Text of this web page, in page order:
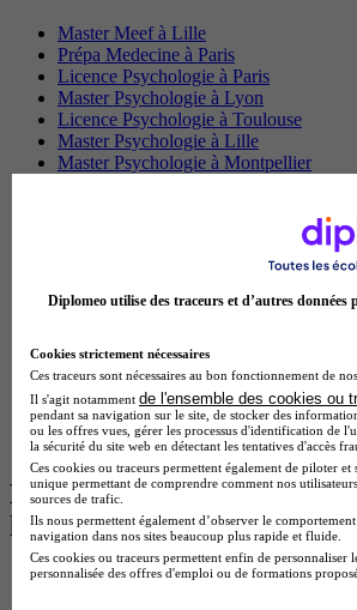
Master Meef à Lille
Prépa Medecine à Paris
Licence Psychologie à Paris
Master Psychologie à Lyon
Licence Psychologie à Toulouse
Master Psychologie à Lille
Master Psychologie à Montpellier
BTS Tourisme à Paris
BTS Tourisme à Toulouse
Master Informatique à Paris
BTS Communication à Bordeaux
Master Psychologie à Angers
BTS Communication à Lyon
BTS Ndrc à Lyon
Les intitulés de diplôme
les plus recherchés
BTS Esf en alternance
Diplomeo utilise des traceurs et d’autres données
Cookies strictement nécessaires
Ces traceurs sont nécessaires au bon fonctionnement de
Il s'agit notamment de l'ensemble des cookies ou
pendant sa navigation sur le site, de stocker des
ou les offres vues, gérer les processus d'identification de
la sécurité du site web en détectant les tentatives d'accès
Ces cookies ou traceurs permettent également de piloter
unique permettant de comprendre comment nos
sources de trafic.
Ils nous permettent également d’observer le
navigation dans nos sites beaucoup plus rapide et fluide.
Ces cookies ou traceurs permettent enfin de
personnalisée des offres d'emploi ou de formations